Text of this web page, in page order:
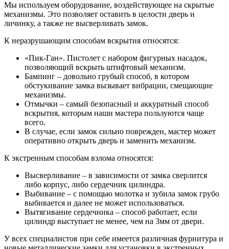
Мы используем оборудование, воздействующее на скрытые
механизмы. Это позволяет оставить в целости дверь и
личинку, а также не высверливать замок.
К неразрушающим способам вскрытия относятся:
«Пик-Ган». Пистолет с набором фигурных насадок,
позволяющий вскрыть штифтовый механизм.
Бампинг – довольно грубый способ, в котором
обстукивание замка вызывает вибрации, смещающие
механизмы.
Отмычки – самый безопасный и аккуратный способ
вскрытия, которым наши мастера пользуются чаще
всего.
В случае, если замок сильно поврежден, мастер может
оперативно открыть дверь и заменить механизм.
К экстренным способам взлома относятся:
Высверливание – в зависимости от замка сверлится
либо корпус, либо сердечник цилиндра.
Выбивание – с помощью молотка и зубила замок грубо
выбивается и далее не может использоваться.
Вытягивание сердечника – способ работает, если
цилиндр выступает не менее, чем на 3мм от двери.
У всех специалистов при себе имеется различная фурнитура и